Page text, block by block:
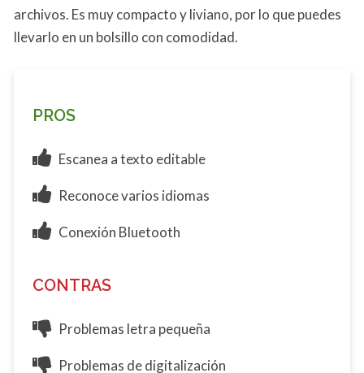
archivos. Es muy compacto y liviano, por lo que puedes
llevarlo en un bolsillo con comodidad.
PROS
Escanea a texto editable
Reconoce varios idiomas
Conexión Bluetooth
CONTRAS
Problemas letra pequeña
Problemas de digitalización